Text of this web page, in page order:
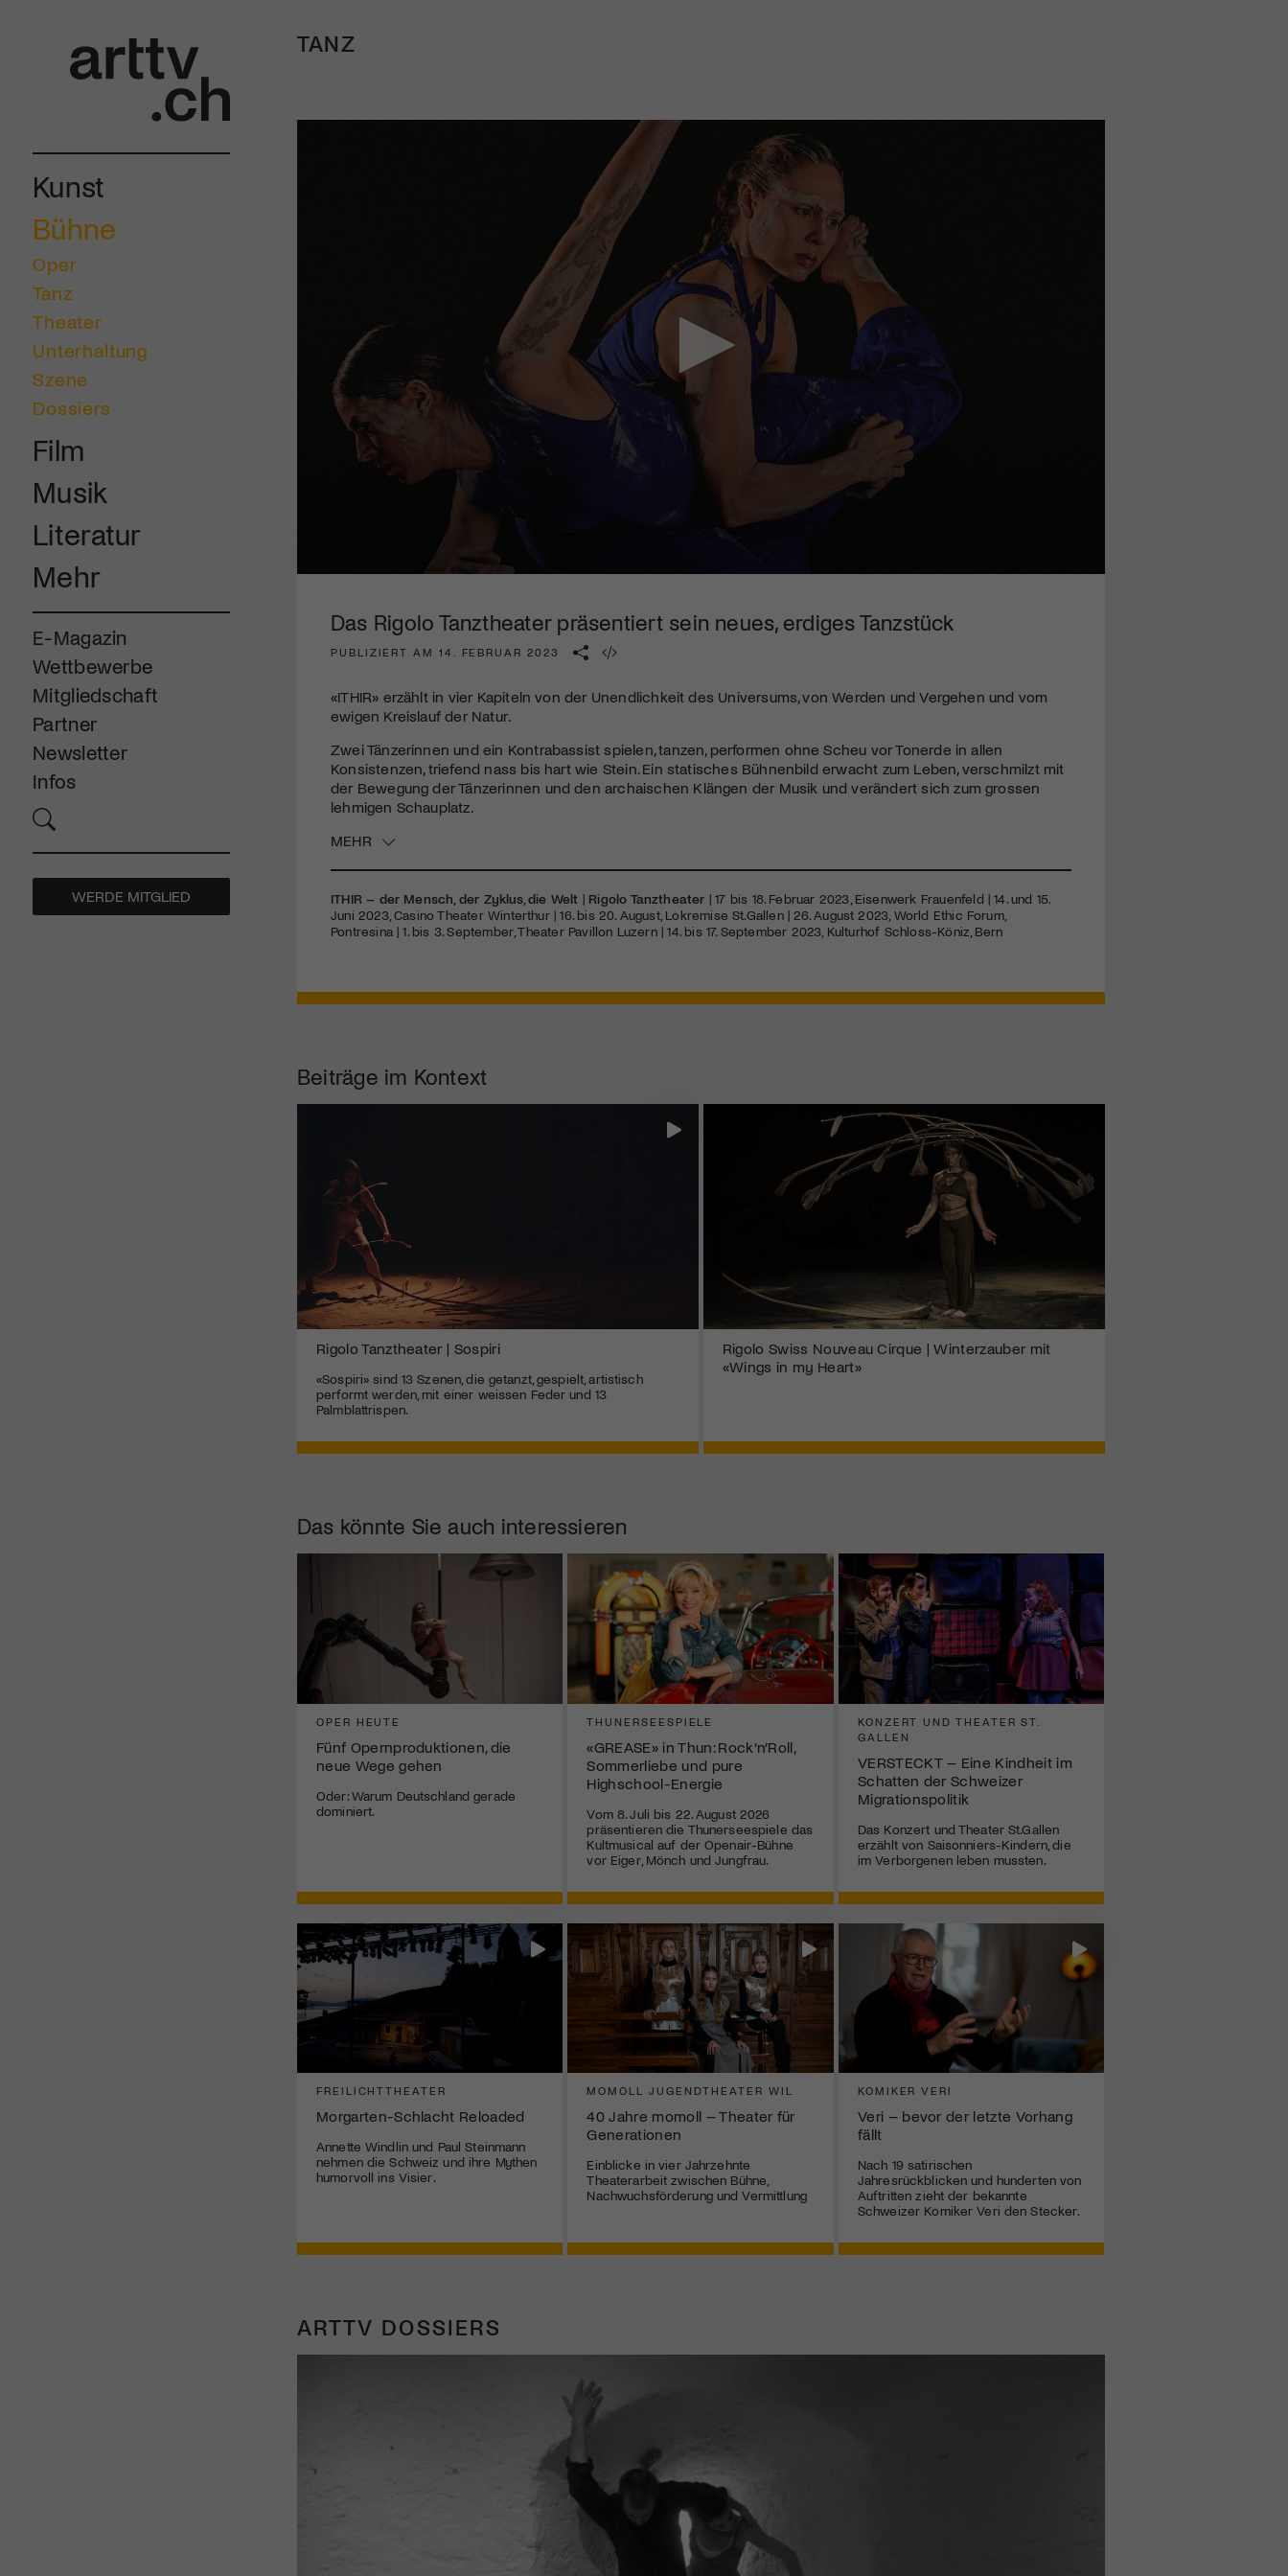
Kunst
Bühne
Oper
Tanz
Theater
Unterhaltung
Szene
Dossiers
Film
Musik
Literatur
Mehr
E-Magazin
Wettbewerbe
Mitgliedschaft
Partner
Newsletter
Infos
WERDE MITGLIED
TANZ
Das Rigolo Tanztheater präsentiert sein neues, erdiges Tanzstück
PUBLIZIERT AM 14. FEBRUAR 2023
«ITHIR» erzählt in vier Kapiteln von der Unendlichkeit des Universums, von Werden und Vergehen und vom
ewigen Kreislauf der Natur.
Zwei Tänzerinnen und ein Kontrabassist spielen, tanzen, performen ohne Scheu vor Tonerde in allen
Konsistenzen, triefend nass bis hart wie Stein. Ein statisches Bühnenbild erwacht zum Leben, verschmilzt mit
der Bewegung der Tänzerinnen und den archaischen Klängen der Musik und verändert sich zum grossen
lehmigen Schauplatz.
MEHR
ITHIR – der Mensch, der Zyklus, die Welt | Rigolo Tanztheater | 17 bis 18. Februar 2023, Eisenwerk Frauenfeld | 14. und 15.
Juni 2023, Casino Theater Winterthur | 16. bis 20. August, Lokremise St.Gallen | 26. August 2023, World Ethic Forum,
Pontresina | 1. bis 3. September, Theater Pavillon Luzern | 14. bis 17. September 2023, Kulturhof Schloss-Köniz, Bern
Beiträge im Kontext
Rigolo Tanztheater | Sospiri
«Sospiri» sind 13 Szenen, die getanzt, gespielt, artistisch
performt werden, mit einer weissen Feder und 13
Palmblattrispen.
Rigolo Swiss Nouveau Cirque | Winterzauber mit
«Wings in my Heart»
Das könnte Sie auch interessieren
OPER HEUTE
Fünf Opernproduktionen, die
neue Wege gehen
Oder: Warum Deutschland gerade
dominiert.
THUNERSEESPIELE
«GREASE» in Thun: Rock’n’Roll,
Sommerliebe und pure
Highschool-Energie
Vom 8. Juli bis 22. August 2026
präsentieren die Thunerseespiele das
Kultmusical auf der Openair-Bühne
vor Eiger, Mönch und Jungfrau.
KONZERT UND THEATER ST.
GALLEN
VERSTECKT – Eine Kindheit im
Schatten der Schweizer
Migrationspolitik
Das Konzert und Theater St.Gallen
erzählt von Saisonniers-Kindern, die
im Verborgenen leben mussten.
FREILICHTTHEATER
Morgarten-Schlacht Reloaded
Annette Windlin und Paul Steinmann
nehmen die Schweiz und ihre Mythen
humorvoll ins Visier.
MOMOLL JUGENDTHEATER WIL
40 Jahre momoll – Theater für
Generationen
Einblicke in vier Jahrzehnte
Theaterarbeit zwischen Bühne,
Nachwuchsförderung und Vermittlung
KOMIKER VERI
Veri – bevor der letzte Vorhang
fällt
Nach 19 satirischen
Jahresrückblicken und hunderten von
Auftritten zieht der bekannte
Schweizer Komiker Veri den Stecker.
ARTTV DOSSIERS
Mach mit: «Be Part of the Art»!
Engagiere dich als Kulturliebhaber:in, Kulturschaffende(r) oder
Kulturinstitution und unterstütze unsere Arbeit.
Mit deiner Mitgliedschaft erhältst du kostenlosen Zugang zu